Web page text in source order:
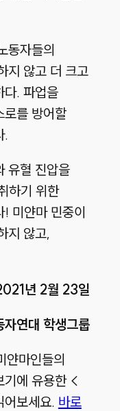
동자들의
지 않고 더 크고
다. 파업을
로를 방어할
.
유혈 진압을
하기 위한
! 미얀마 민중이
지 않고,
년 2월 23일
자연대 학생그룹
마인들의
기에 유용한 <
보세요. 바로